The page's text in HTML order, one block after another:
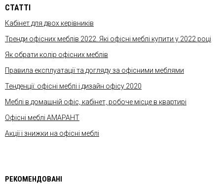
СТАТТІ
Кабінет для двох керівників
Тренди офісних меблів 2022. Які офісні меблі купити у 2022 році
Як обрати колір офісних меблів
Правила експлуатації та догляду за офісними меблями
Тенденції: офісні меблі і дизайн офісу 2020
Меблі в домашній офіс, кабінет, робоче місце в квартирі
Офісні меблі АМАРАНТ
Акції і знижки на офісні меблі
РЕКОМЕНДОВАНІ